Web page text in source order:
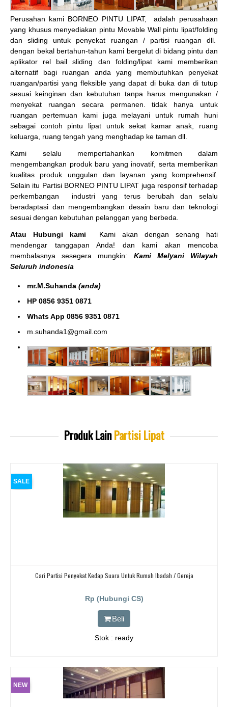
Perusahan kami BORNEO PINTU LIPAT, adalah perusahaan
yang khusus menyediakan pintu Movable Wall pintu lipat/folding
dan sliding untuk penyekat ruangan / partisi ruangan dll.
dengan bekal bertahun-tahun kami bergelut di bidang pintu dan
aplikator rel bail sliding dan folding/lipat kami memberikan
alternatif bagi ruangan anda yang membutuhkan penyekat
ruangan/partisi yang fleksible yang dapat di buka dan di tutup
sesuai keinginan dan kebutuhan tanpa harus mengunakan /
menyekat ruangan secara permanen. tidak hanya untuk
ruangan pertemuan kami juga melayani untuk rumah huni
sebagai contoh pintu lipat untuk sekat kamar anak, ruang
keluarga, ruang tengah yang menghadap ke taman dll.
Kami selalu mempertahankan komitmen dalam
mengembangkan produk baru yang inovatif, serta memberikan
kualitas produk unggulan dan layanan yang komprehensif.
Selain itu Partisi BORNEO PINTU LIPAT juga responsif terhadap
perkembangan industri yang terus berubah dan selalu
beradaptasi dan mengembangkan desain baru dan teknologi
sesuai dengan kebutuhan pelanggan yang berbeda.
Atau Hubungi kami
Kami akan dengan senang hati
mendengar tanggapan Anda! dan kami akan mencoba
membalasnya sesegera mungkin: Kami Melyani Wilayah
Seluruh indonesia
mr.M.Suhanda (anda)
HP 0856 9351 0871
Whats App 0856 9351 0871
m.suhanda1@gmail.com
Produk LainPartisi Lipat
SALE
Cari Partisi Penyekat Kedap Suara Untuk Rumah Ibadah / Gereja
Rp (Hubungi CS)
Beli
Stok : ready
NEW